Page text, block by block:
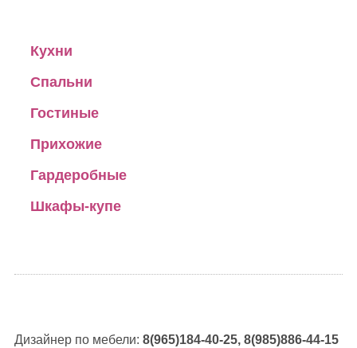
Кухни
Спальни
Гостиные
Прихожие
Гардеробные
Шкафы-купе
Дизайнер по мебели: 8(965)184-40-25, 8(985)886-44-15